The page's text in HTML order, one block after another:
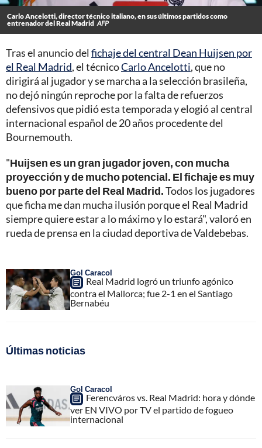
Carlo Ancelotti, director técnico italiano, en sus últimos partidos como
entrenador del Real Madrid AFP
Tras el anuncio del fichaje del central Dean Huijsen por
el Real Madrid, el técnicoCarlo Ancelotti, que no
dirigirá al jugador y se marcha a la selección brasileña,
no dejó ningún reproche por la falta de refuerzos
defensivos que pidió esta temporada y elogió al central
internacional español de 20 años procedente del
Bournemouth.
"Huijsen es un gran jugador joven, con mucha
proyección y de mucho potencial. El fichaje es muy
bueno por parte del Real Madrid.Todos los jugadores
que ficha me dan mucha ilusión porque el Real Madrid
siempre quiere estar a lo máximo y lo estará", valoró en
rueda de prensa en la ciudad deportiva de Valdebebas.
Gol Caracol
Real Madrid logró un triunfo agónico
contra el Mallorca; fue 2-1 en el Santiago
Bernabéu
Últimas noticias
Gol Caracol
Ferencváros vs. Real Madrid: hora y dónde
ver EN VIVO por TV el partido de fogueo
internacional